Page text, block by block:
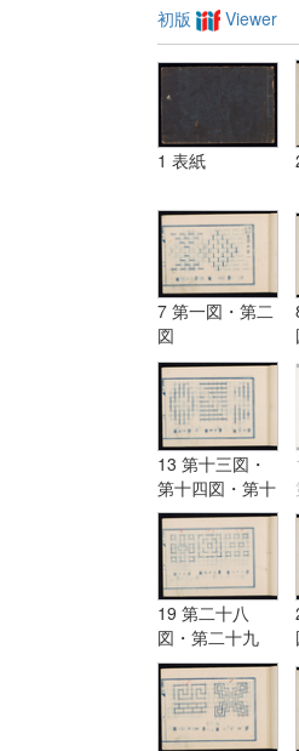
初版 Viewer
1 表紙
7 第一図・第二
図
13 第十三図・
第十四図・第十
五図
19 第二十八
図・第二十九
図・第三十図